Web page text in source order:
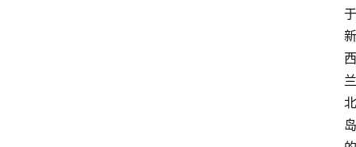
于
新
西
兰
北
岛